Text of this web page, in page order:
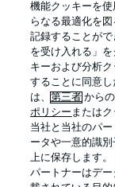
Official Partners
機能クッキーを
らなる最適化を
記録することが
を受け入れる」
キーおよび分析
することに同意
は、第三者 から
ポリシー または
当社と当社のパ
ータや一意的識
上に保存します
パートナーはデ